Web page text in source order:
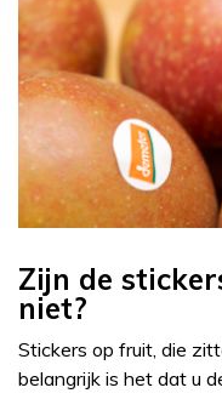
Zijn de
niet?
Stickers op fruit, die
belangrijk is het dat u